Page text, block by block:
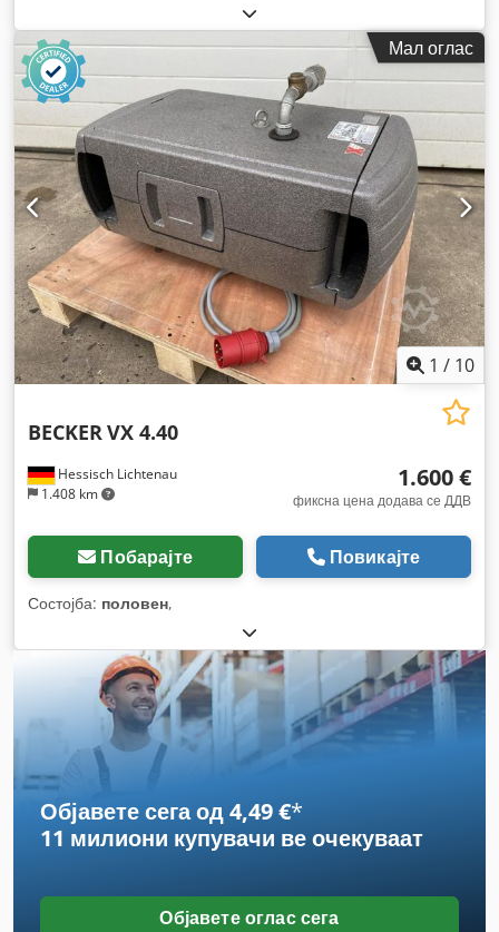
Мал оглас
1 / 10
Hessisch Lichtenau
1.408 km
BECKERVX 4.40
1.600 €
фиксна цена додава се ДДВ
Побарајте Повикајте
Состојба: половен,
Објавете сега од 4,49 €*
11 милиони купувачи ве очекуваат
Објавете оглас сега